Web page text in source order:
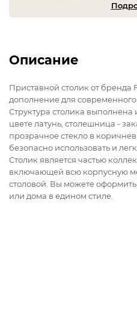
Описание
Приставной столик от бренда
дополнение для современного
Структура столика
цвете латунь, столешница -
прозрачное стекло в
безопасно использовать и
Столик является частью
включающей всю корпусную
столовой. Вы можете
или дома в едином стиле.